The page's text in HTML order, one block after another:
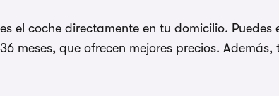
coche directamente en tu domicilio. Puedes
meses, que ofrecen mejores precios.